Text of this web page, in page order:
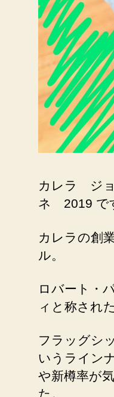
カレラ ジ
ネ 2019 で
カレラの創
ル。
ロバート・
ィと称され
フラッグシ
いうライン
や新樽率が
た。